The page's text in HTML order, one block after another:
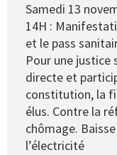
Samedi 13
14H :
et le pass
Pour une justice
directe et
constitution, la
élus. Contre la
chômage.
l’électricité